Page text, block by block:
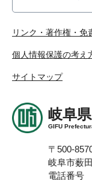
リンク・著作権・免
個人情報保護の考え
サイトマップ
岐阜
GIFU
〒500-
岐阜市薮
電話番号